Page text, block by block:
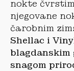
nokte
njegovane
čarobnim
Shellac i
blagdanskim
snagom